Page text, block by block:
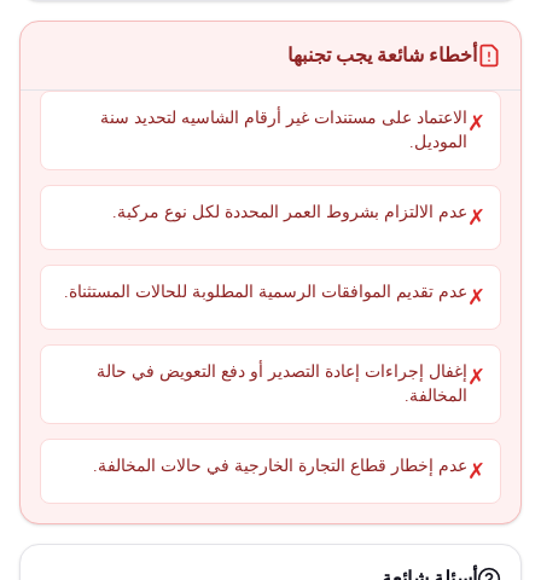
أخطاء شائعة يجب تجنبها
✗ الاعتماد على مستندات غير أرقام الشاسيه لتحديد سنة
الموديل.
✗ عدم الالتزام بشروط العمر المحددة لكل نوع مركبة.
✗ عدم تقديم الموافقات الرسمية المطلوبة للحالات المستثناة.
✗ إغفال إجراءات إعادة التصدير أو دفع التعويض في حالة
المخالفة.
✗ عدم إخطار قطاع التجارة الخارجية في حالات المخالفة.